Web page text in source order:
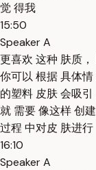
觉 得我
15:50
Speaker A
更喜欢 这种 肤质
你可以 根据 具体
的塑料 皮肤 会吸
就 需要 像这样 创
过程 中对皮 肤进行
16:10
Speaker A